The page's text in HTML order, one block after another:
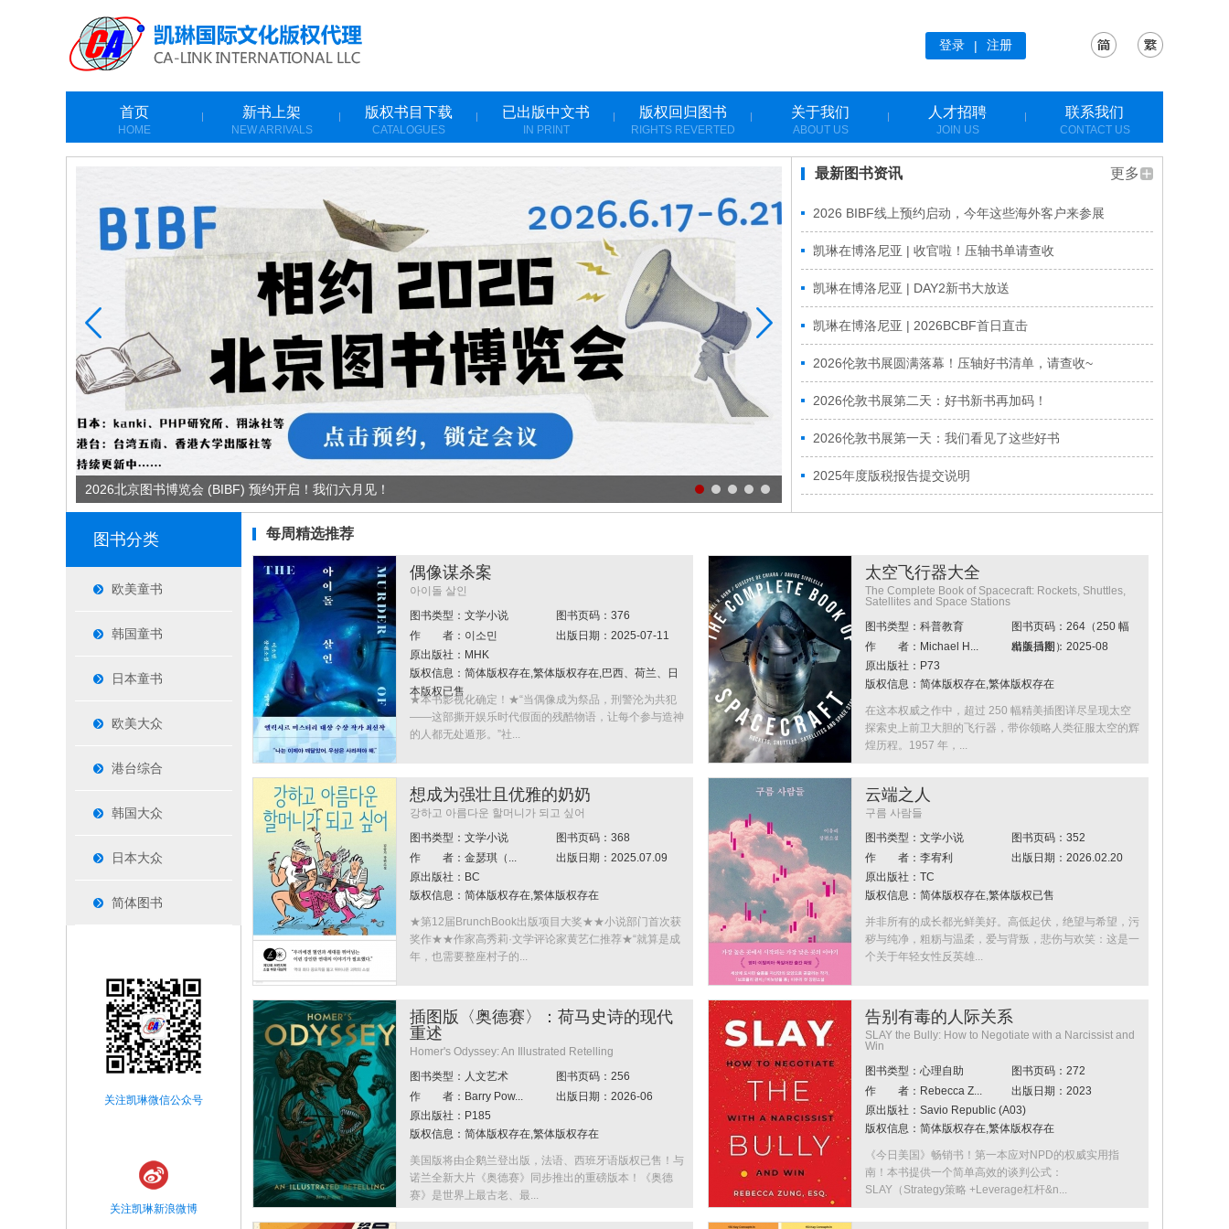
登录 | 注册
首页
HOME
新书上架
NEW ARRIVALS
版权书目下载
CATALOGUES
已出版中文书
IN PRINT
版权回归图书
RIGHTS REVERTED
关于我们
ABOUT US
人才招聘
JOIN US
联系我们
CONTACT US
最新图书资讯 更多
2026 BIBF线上预约启动，今年这些海外客户来参展
凯琳在博洛尼亚 | 收官啦！压轴书单请查收
凯琳在博洛尼亚 | DAY2新书大放送
凯琳在博洛尼亚 | 2026BCBF首日直击
2026伦敦书展圆满落幕！压轴好书清单，请查收~
2026伦敦书展第二天：好书新书再加码！
2026伦敦书展第一天：我们看见了这些好书
2025年度版税报告提交说明
2026北京图书博览会 (BIBF) 预约开启！我们六月见！
图书分类
欧美童书
韩国童书
日本童书
欧美大众
港台综合
韩国大众
日本大众
简体图书
关注凯琳微信公众号
关注凯琳新浪微博
每周精选推荐
偶像谋杀案
아이돌 살인
图书类型：文学小说
图书页码：376
作 者：이소민
出版日期：2025-07-11
原出版社：MHK
版权信息：简体版权存在,繁体版权存在,巴西、荷兰、日
本版权已售
★本书影视化确定！★“当偶像成为祭品，刑警沦为共犯
——这部撕开娱乐时代假面的残酷物语，让每个参与造神
的人都无处遁形。”社...
太空飞行器大全
The Complete Book of Spacecraft: Rockets, Shuttles,
Satellites and Space Stations
图书类型：科普教育
图书页码：264（250 幅
精美插图）
作 者：Michael H...
出版日期：2025-08
原出版社：P73
版权信息：简体版权存在,繁体版权存在
在这本权威之作中，超过 250 幅精美插图详尽呈现太空
探索史上前卫大胆的飞行器，带你领略人类征服太空的辉
煌历程。1957 年，...
想成为强壮且优雅的奶奶
강하고 아름다운 할머니가 되고 싶어
图书类型：文学小说
图书页码：368
作 者：金瑟琪（...
出版日期：2025.07.09
原出版社：BC
版权信息：简体版权存在,繁体版权存在
★第12届BrunchBook出版项目大奖★★小说部门首次获
奖作★★作家高秀莉·文学评论家黄艺仁推荐★“就算是成
年，也需要整座村子的...
云端之人
구름 사람들
图书类型：文学小说
图书页码：352
作 者：李宥利
出版日期：2026.02.20
原出版社：TC
版权信息：简体版权存在,繁体版权已售
并非所有的成长都光鲜美好。高低起伏，绝望与希望，污
秽与纯净，粗粝与温柔，爱与背叛，悲伤与欢笑：这是一
个关于年轻女性反英雄...
插图版〈奥德赛〉：荷马史诗的现代
重述
Homer's Odyssey: An Illustrated Retelling
图书类型：人文艺术
图书页码：256
作 者：Barry Pow...
出版日期：2026-06
原出版社：P185
版权信息：简体版权存在,繁体版权存在
美国版将由企鹅兰登出版，法语、西班牙语版权已售！与
诺兰全新大片《奥德赛》同步推出的重磅版本！《奥德
赛》是世界上最古老、最...
告别有毒的人际关系
SLAY the Bully: How to Negotiate with a Narcissist and
Win
图书类型：心理自助
图书页码：272
作 者：Rebecca Z...
出版日期：2023
原出版社：Savio Republic (A03)
版权信息：简体版权存在,繁体版权存在
《今日美国》畅销书！第一本应对NPD的权威实用指
南！本书提供一个简单高效的谈判公式：
SLAY（Strategy策略 +Leverage杠杆&n...